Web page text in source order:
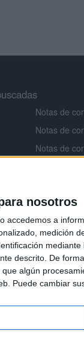
nosotros
accedemos a
medición
descrito. De
que algún
Puede cambiar
Notas de
Notas de
Notas de
Aeroespacial
Notas de
Notas de
Notas de